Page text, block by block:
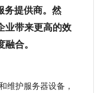
务提供商。然
业带来更高的效
合。
维护服务器设备，